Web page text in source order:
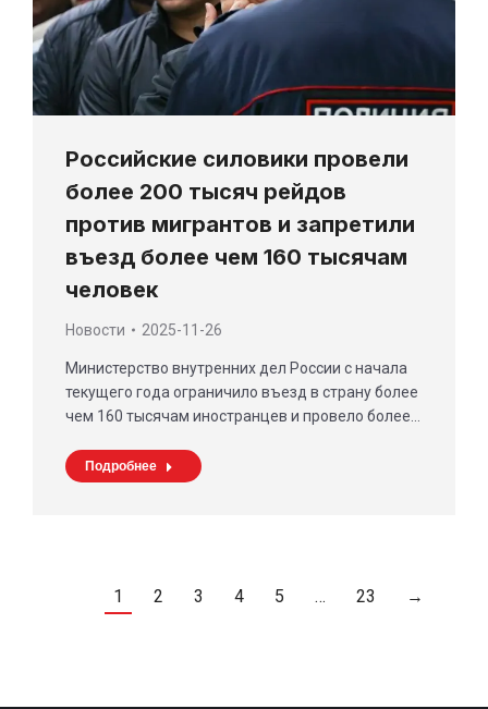
Российские силовики провели
более 200 тысяч рейдов
против мигрантов и запретили
въезд более чем 160 тысячам
человек
Новости 2025-11-26
Министерство внутренних дел России с начала
текущего года ограничило въезд в страну более
чем 160 тысячам иностранцев и провело более…
Подробнее
1 2 3 4 5 … 23 →